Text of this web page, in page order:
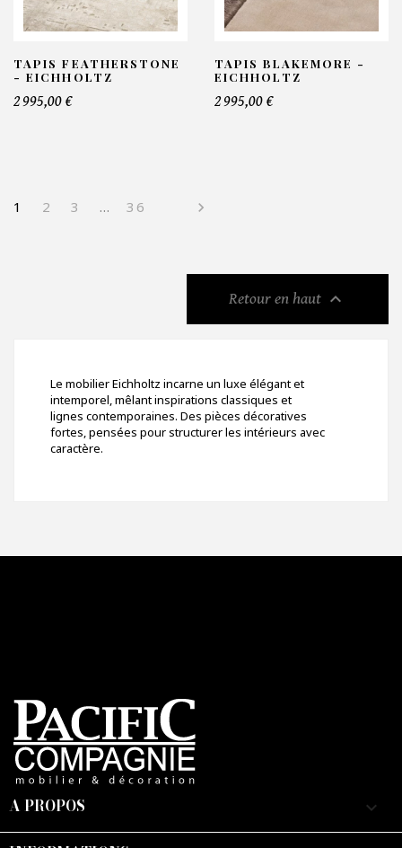
TAPIS FEATHERSTONE
- EICHHOLTZ
2 995,00 €
TAPIS BLAKEMORE -
EICHHOLTZ
2 995,00 €
1 2 3 … 36 
Retour en haut 
Le mobilier Eichholtz incarne un luxe élégant et
intemporel, mêlant inspirations classiques et
lignes contemporaines. Des pièces décoratives
fortes, pensées pour structurer les intérieurs avec
caractère.
A PROPOS keyboard_arrow_down